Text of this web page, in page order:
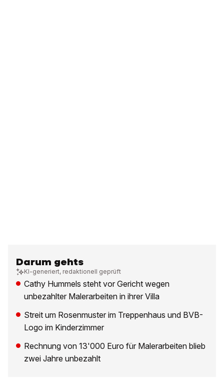
Darum gehts
KI-generiert, redaktionell geprüft
Cathy Hummels steht vor Gericht wegen
unbezahlter Malerarbeiten in ihrer Villa
Streit um Rosenmuster im Treppenhaus und BVB-
Logo im Kinderzimmer
Rechnung von 13'000 Euro für Malerarbeiten blieb
zwei Jahre unbezahlt